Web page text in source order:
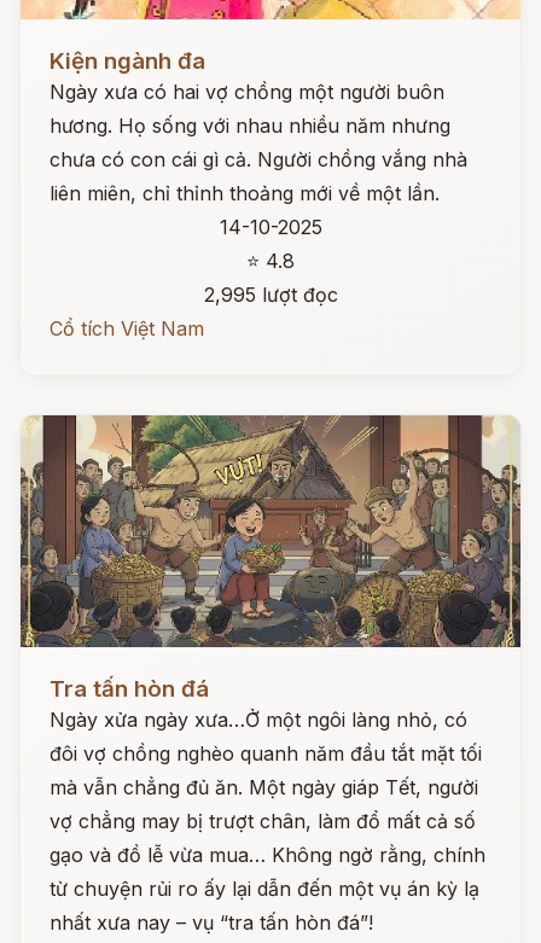
Kiện ngành đa
Ngày xưa có hai vợ chồng một người buôn
hương. Họ sống với nhau nhiều năm nhưng
chưa có con cái gì cả. Người chồng vắng nhà
liên miên, chỉ thỉnh thoảng mới về một lần.
14-10-2025
⭐ 4.8
2,995 lượt đọc
Cổ tích Việt Nam
Tra tấn hòn đá
Ngày xửa ngày xưa…Ở một ngôi làng nhỏ, có
đôi vợ chồng nghèo quanh năm đầu tắt mặt tối
mà vẫn chẳng đủ ăn. Một ngày giáp Tết, người
vợ chẳng may bị trượt chân, làm đổ mất cả số
gạo và đồ lễ vừa mua… Không ngờ rằng, chính
từ chuyện rủi ro ấy lại dẫn đến một vụ án kỳ lạ
nhất xưa nay – vụ “tra tấn hòn đá”!